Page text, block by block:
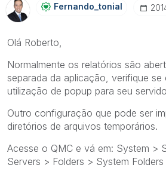
Fernando_tonial
Olá Roberto,
Normalmente os relatórios são
separada da aplicação, verifique se
utilização de popup para seu
Outro configuração que pode ser
diretórios de arquivos temporários.
Acesse o QMC e vá em: System >
Servers > Folders > System